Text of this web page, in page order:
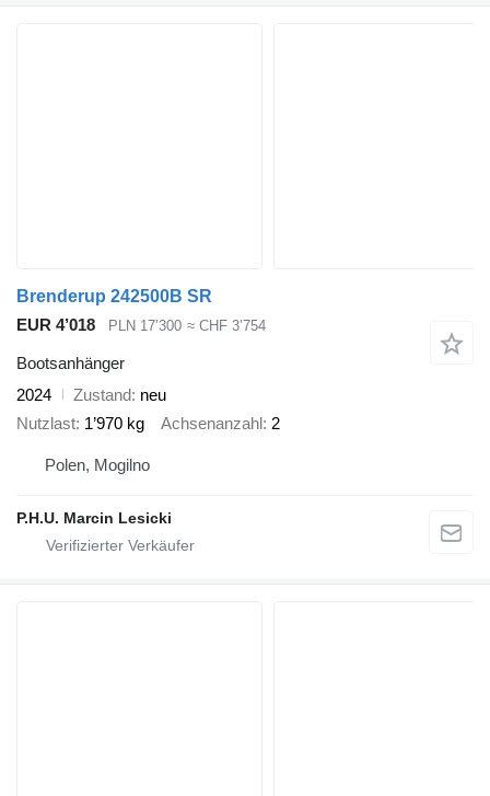
Brenderup 242500B SR
EUR 4’018
PLN 17’300 ≈ CHF 3’754
Bootsanhänger
2024
Zustand neu
Nutzlast 1’970 kg Achsenanzahl 2
Polen, Mogilno
P.H.U. Marcin Lesicki